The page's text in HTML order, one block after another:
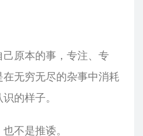
原本的事，专注、专
无穷无尽的杂事中消耗
的样子。
不是推诿。